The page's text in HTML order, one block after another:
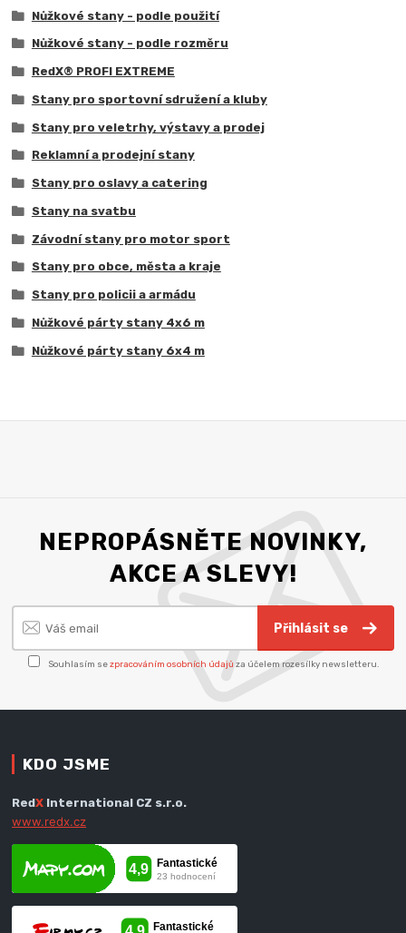
Nůžkové stany - podle použití
Nůžkové stany - podle rozměru
RedX® PROFI EXTREME
Stany pro sportovní sdružení a kluby
Stany pro veletrhy, výstavy a prodej
Reklamní a prodejní stany
Stany pro oslavy a catering
Stany na svatbu
Závodní stany pro motor sport
Stany pro obce, města a kraje
Stany pro policii a armádu
Nůžkové párty stany 4x6 m
Nůžkové párty stany 6x4 m
NEPROPÁSNĚTE NOVINKY,
AKCE A SLEVY!
Přihlásit se
Souhlasím sezpracováním osobních údajů za účelem rozesílky newsletteru.
KDO JSME
RedX International CZ s.r.o.
www.redx.cz